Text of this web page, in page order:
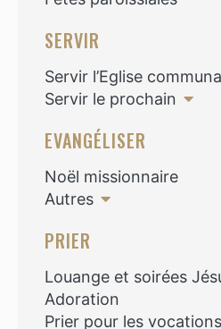
SERVIR
Servir l’Eglise
Servir le prochain
EVANGÉLISER
Noël missionnaire
Autres
PRIER
Louange et soirées
Adoration
Prier pour les vocations